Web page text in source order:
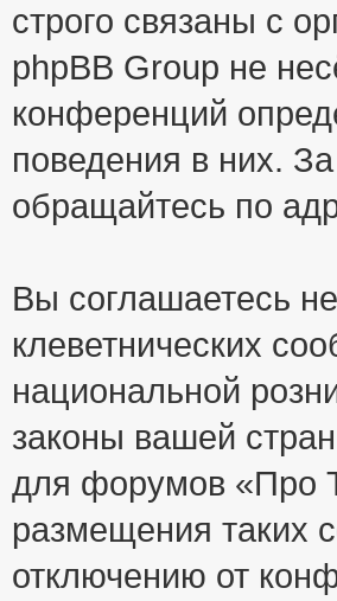
строго связаны с
phpBB Group не
конференций
поведения в них.
обращайтесь по
Вы соглашаетесь
клеветнических
национальной
законы вашей
для форумов «Про
размещения таких
отключению от